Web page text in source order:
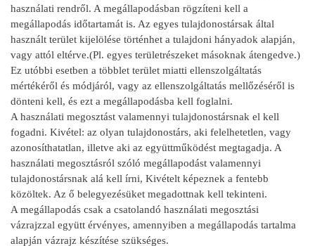
használati rendről. A megállapodásban rögzíteni kell a
megállapodás időtartamát is. Az egyes tulajdonostársak által
használt terület kijelölése történhet a tulajdoni hányadok alapján,
vagy attól eltérve.(Pl. egyes területrészeket másoknak átengedve.)
Ez utóbbi esetben a többlet terület miatti ellenszolgáltatás
mértékéről és módjáról, vagy az ellenszolgáltatás mellőzéséről is
dönteni kell, és ezt a megállapodásba kell foglalni.
A használati megosztást valamennyi tulajdonostársnak el kell
fogadni. Kivétel: az olyan tulajdonostárs, aki felelhetetlen, vagy
azonosíthatatlan, illetve aki az együttműködést megtagadja. A
használati megosztásról szóló megállapodást valamennyi
tulajdonostársnak alá kell írni, Kivételt képeznek a fentebb
közöltek. Az ő belegyezésüket megadottnak kell tekinteni.
A megállapodás csak a csatolandó használati megosztási
vázrajzzal együtt érvényes, amennyiben a megállapodás tartalma
alapján vázrajz készítése szükséges.